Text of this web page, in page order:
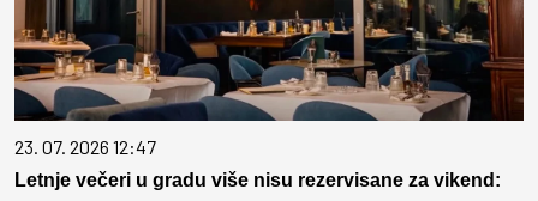
23. 07. 2026 12:47
Letnje večeri u gradu više nisu rezervisane za vikend: